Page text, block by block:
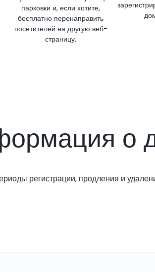
парковки и, если хотите,
бесплатно перенаправить
посетителей на другую веб-
страницу.
о
регистрации, продления и